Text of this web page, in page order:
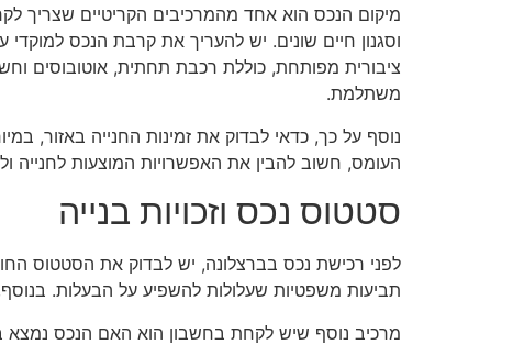
מיקום הנכס הוא אחד מהמרכיבים הקריטיים שצריך
וסגנון חיים שונים. יש להעריך את קרבת הנכס
ציבורית מפותחת, כוללת רכבת תחתית, אוטובוסים
משתלמת.
נוסף על כך, כדאי לבדוק את זמינות החנייה באזור,
העומס, חשוב להבין את האפשרויות המוצעות לחנייה
סטטוס נכס וזכויות בנייה
לפני רכישת נכס בברצלונה, יש לבדוק את הסטטוס
תביעות משפטיות שעלולות להשפיע על הבעלות.
מרכיב נוסף שיש לקחת בחשבון הוא האם הנכס נמצא